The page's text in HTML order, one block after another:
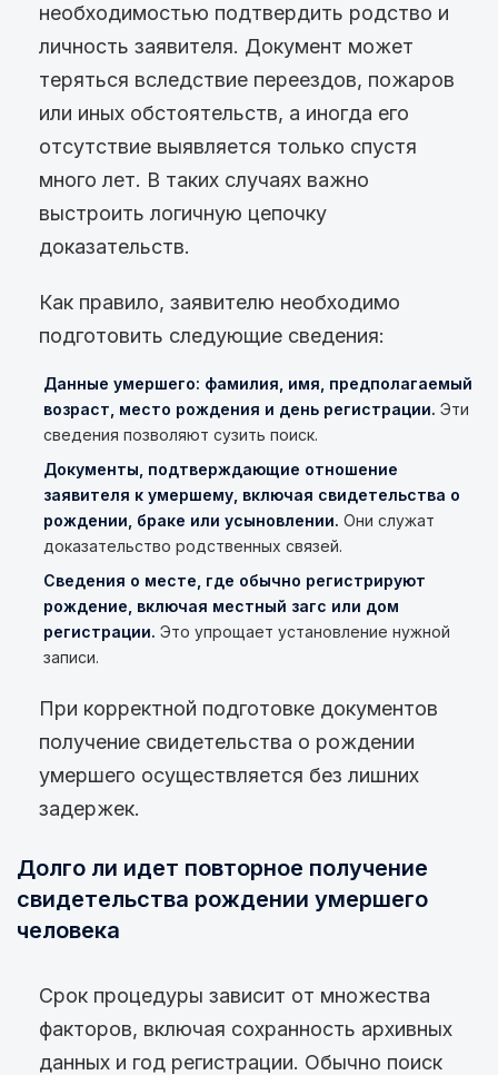
необходимостью подтвердить родство и
личность заявителя. Документ может
теряться вследствие переездов, пожаров
или иных обстоятельств, а иногда его
отсутствие выявляется только спустя
много лет. В таких случаях важно
выстроить логичную цепочку
доказательств.
Как правило, заявителю необходимо
подготовить следующие сведения:
Данные умершего: фамилия, имя, предполагаемый
возраст, место рождения и день регистрации. Эти
сведения позволяют сузить поиск.
Документы, подтверждающие отношение
заявителя к умершему, включая свидетельства о
рождении, браке или усыновлении. Они служат
доказательство родственных связей.
Сведения о месте, где обычно регистрируют
рождение, включая местный загс или дом
регистрации. Это упрощает установление нужной
записи.
При корректной подготовке документов
получение свидетельства о рождении
умершего осуществляется без лишних
задержек.
Долго ли идет повторное получение
свидетельства рождении умершего
человека
Срок процедуры зависит от множества
факторов, включая сохранность архивных
данных и год регистрации. Обычно поиск